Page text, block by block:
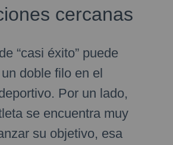
cercanas
“casi éxito” puede
doble filo en el
Por un lado,
se encuentra muy
su objetivo, esa